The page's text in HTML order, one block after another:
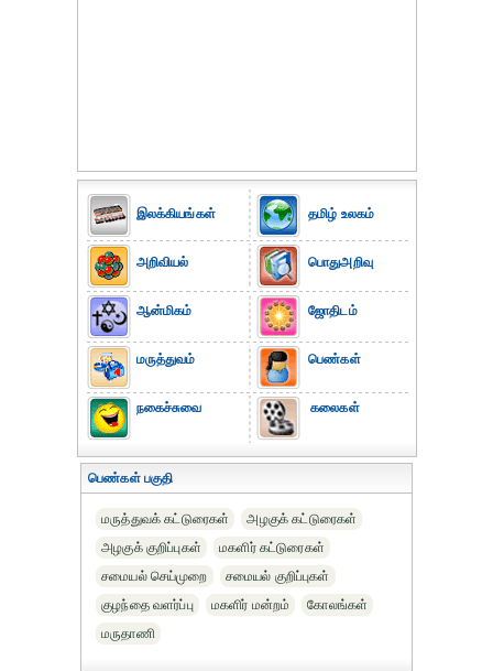
இலக்கியங்கள்
அறிவியல்
ஆன்மிகம்
மருத்துவம்
நகைச்சுவை
தமிழ் உலகம்
பொதுஅறிவு
ஜோதிடம்
பெண்கள்
கலைகள்
பெண்கள் பகுதி
மருத்துவக் கட்டுரைகள்
அழகுக் கட்டுரைகள்
அழகுக் குறிப்புகள்
மகளிர் கட்டுரைகள்
சமையல் செய்முறை
சமையல் குறிப்புகள்
குழந்தை வளர்ப்பு
மகளிர் மன்றம்
கோலங்கள்
மருதாணி